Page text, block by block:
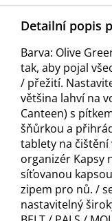
Detailní popis
Barva: Olive
tak, aby pojal
/ přežití.
většina lahví na
Canteen) s
šňůrkou a
tablety na čištění
organizér Kapsy
síťovanou
zipem pro nů. /
nastavitelný